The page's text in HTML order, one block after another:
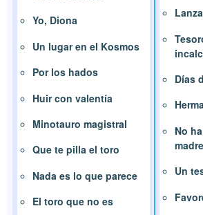
Yo, Diona
Un lugar en el Kosmos
Por los hados
Huir con valentía
Minotauro magistral
Que te pilla el toro
Nada es lo que parece
El toro que no es
Días
No
madre
Un